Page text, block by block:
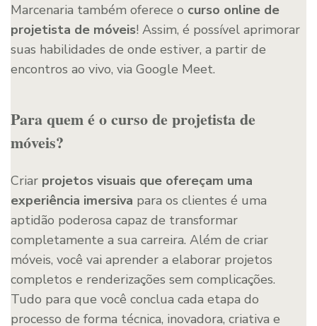
Marcenaria também oferece o curso online de
projetista de móveis! Assim, é possível aprimorar
suas habilidades de onde estiver, a partir de
encontros ao vivo, via Google Meet.
Para quem é o curso de projetista de
móveis?
Criar projetos visuais que ofereçam uma
experiência imersiva para os clientes é uma
aptidão poderosa capaz de transformar
completamente a sua carreira. Além de criar
móveis, você vai aprender a elaborar projetos
completos e renderizações sem complicações.
Tudo para que você conclua cada etapa do
processo de forma técnica, inovadora, criativa e